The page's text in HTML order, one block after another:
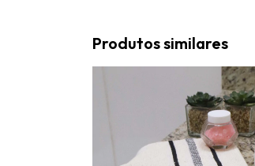
Produtos similares